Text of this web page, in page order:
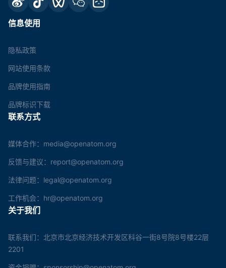
信息使用
隐私政策
网站使用条款
品牌使用指南
品牌标识下载
联系方式
媒体合作：media@openatom.org
反馈与建议：report@openatom.org
法律问题：legal@openatom.org
工作机会：hr@openatom.org
关于我们
联系我们：北京市北京经济技术开发区科谷一街8号院8号楼22层
2201